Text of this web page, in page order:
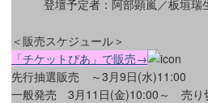
登壇予定者：阿部顕嵐／板垣
＜販売スケジュール＞
「チケットぴあ」で販売→
先行抽選販売 ～3月9日(水)11:00
一般発売 3月11日(金)10:00～ 売り